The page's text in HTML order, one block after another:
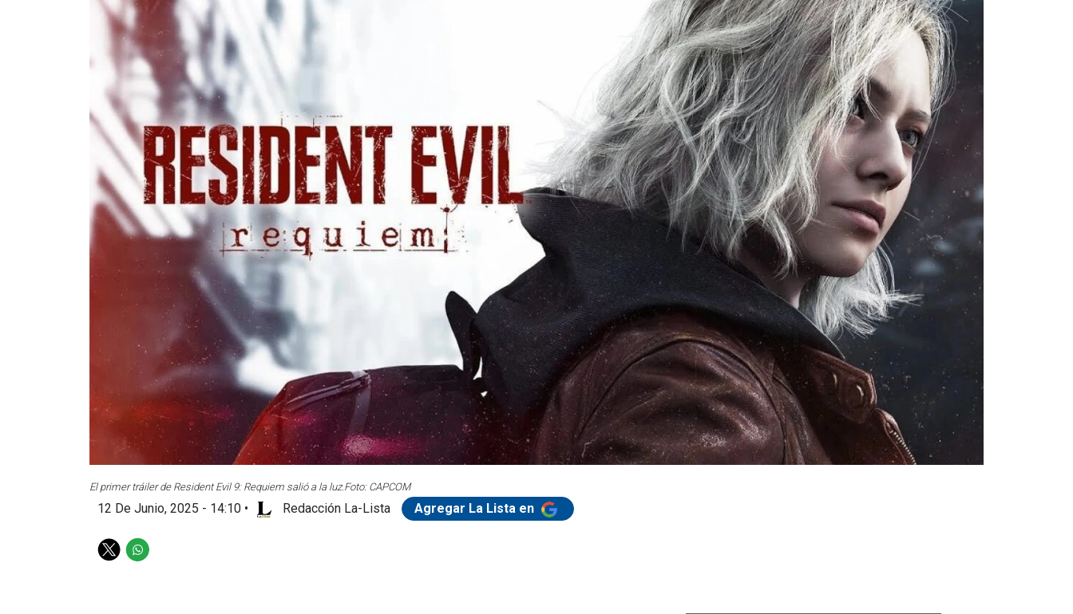
El primer tráiler de Resident Evil 9: Requiem salió a la luz.Foto: CAPCOM
12 De Junio, 2025 - 14:10 • Redacción La-Lista Agregar La Lista en
T
W